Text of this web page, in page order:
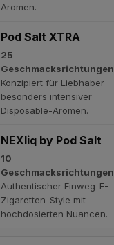
Aromen.
Pod Salt XTRA
25
Geschmacksrichtungen
Konzipiert für Liebhaber
besonders intensiver
Disposable-Aromen.
NEXliq by Pod Salt
10
Geschmacksrichtungen
Authentischer Einweg-E-
Zigaretten-Style mit
hochdosierten Nuancen.